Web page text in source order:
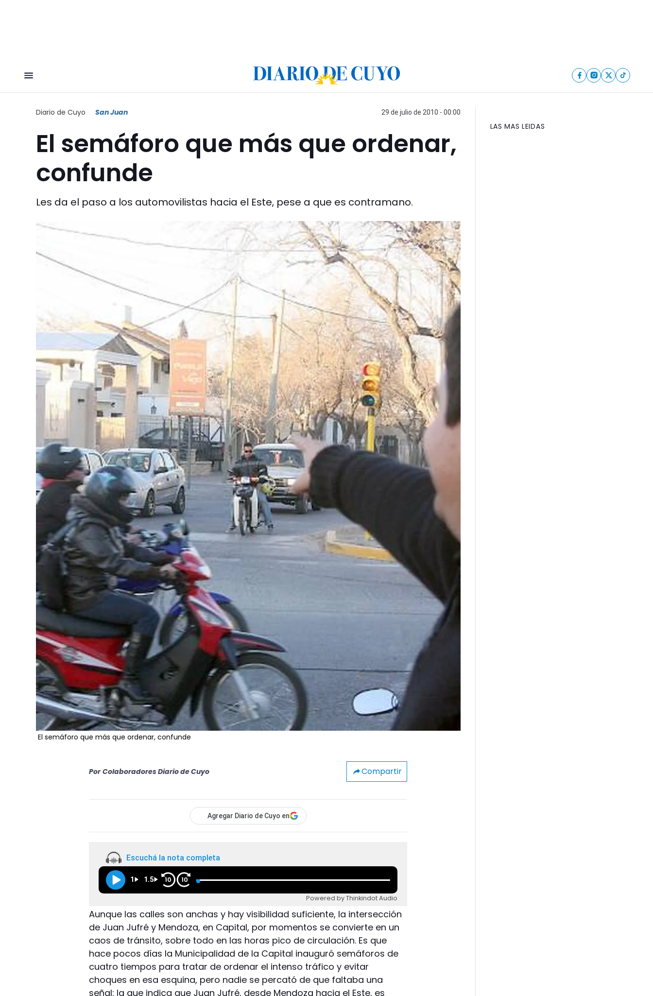
Diario de Cuyo San Juan 29 de julio de 2010 - 00:00
El semáforo que más que ordenar,
confunde
Les da el paso a los automovilistas hacia el Este, pese a que es contramano.
El semáforo que más que ordenar, confunde
Por Colaboradores Diario de Cuyo Compartir
Agregar Diario de Cuyo en
Escuchá la nota completa
1 1.5 10 10
Powered by Thinkindot Audio
Aunque las calles son anchas y hay visibilidad suficiente, la intersección
de Juan Jufré y Mendoza, en Capital, por momentos se convierte en un
caos de tránsito, sobre todo en las horas pico de circulación. Es que
hace pocos días la Municipalidad de la Capital inauguró semáforos de
cuatro tiempos para tratar de ordenar el intenso tráfico y evitar
choques en esa esquina, pero nadie se percató de que faltaba una
señal: la que indica que Juan Jufré, desde Mendoza hacia el Este, es
LAS MAS LEIDAS